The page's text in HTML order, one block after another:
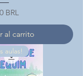
BRL
al carrito
aulas!